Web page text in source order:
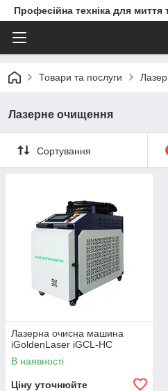
Професійна техніка для
Товари та послуги
Лазерне очищення
Сортування
Лазерна очисна машина
iGoldenLaser iGCL-HC
В наявності
Ціну уточнюйте